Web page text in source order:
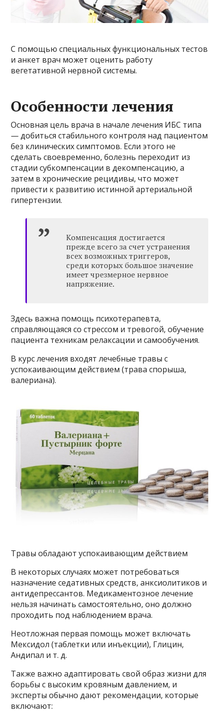
С помощью специальных функциональных тестов
и анкет врач может оценить работу
вегетативной нервной системы.
Особенности лечения
Основная цель врача в начале лечения ИБС типа
— добиться стабильного контроля над пациентом
без клинических симптомов. Если этого не
сделать своевременно, болезнь переходит из
стадии субкомпенсации в декомпенсацию, а
затем в хронические рецидивы, что может
привести к развитию истинной артериальной
гипертензии.
Компенсация достигается
прежде всего за счет устранения
всех возможных триггеров,
среди которых большое значение
имеет чрезмерное нервное
напряжение.
Здесь важна помощь психотерапевта,
справляющаяся со стрессом и тревогой, обучение
пациента техникам релаксации и самообучения.
В курс лечения входят лечебные травы с
успокаивающим действием (трава спорыша,
валериана).
Травы обладают успокаивающим действием
В некоторых случаях может потребоваться
назначение седативных средств, анксиолитиков и
антидепрессантов. Медикаментозное лечение
нельзя начинать самостоятельно, оно должно
проходить под наблюдением врача.
Неотложная первая помощь может включать
Мексидол (таблетки или инъекции), Глицин,
Андипал и т. д.
Также важно адаптировать свой образ жизни для
борьбы с высоким кровяным давлением, и
эксперты обычно дают рекомендации, которые
включают: